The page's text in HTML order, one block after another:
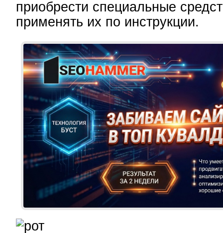
приобрести специальные
применять их по инструкции.